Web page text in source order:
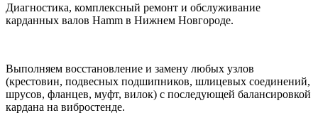
Диагностика, комплексный ремонт и обслуживание
карданных валов Hamm в Нижнем Новгороде.
Выполняем восстановление и замену любых узлов
(крестовин, подвесных подшипников, шлицевых соединений,
шрусов, фланцев, муфт, вилок) с последующей балансировкой
кардана на вибростенде.